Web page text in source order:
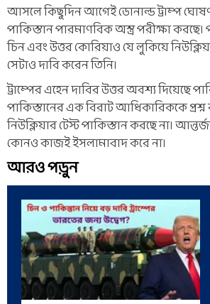
আসলে কিছুদিন আগেই ডোনাল্ড ট্রাম্প
পাকিস্তান পারমাণবিক অস্ত্র পরীক্ষা করছে।
চিন এবং উত্তর কোরিয়াও যে লুকিয়ে
সেটাও দাবি করেন তিনি।
ট্রাম্পের এহেন দাবির উত্তর অবশ্য দিয়েছে
পাকিস্তানের এক বিরাট আধিকারিককে
নিউক্লিয়ার টেস্ট পাকিস্তান করছে না।
কোনও কাজই ইসলামাবাদ করে না।
আরও পড়ুন